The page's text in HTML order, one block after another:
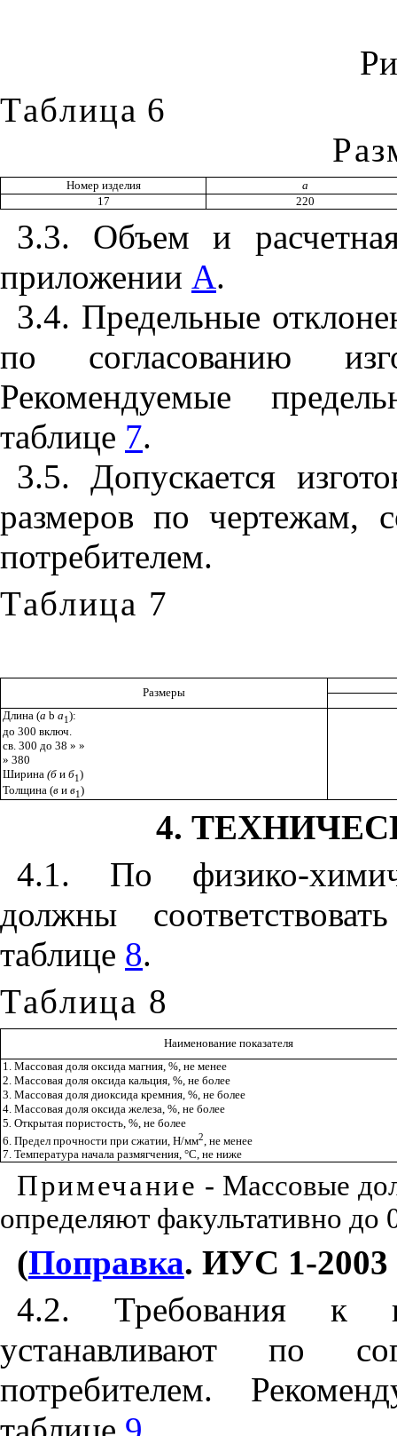
Таблица 6
Номер изделия
а
17
220
3.3. Объем и
приложении А.
3.4. Предельные
по согласованию
Рекомендуемые
таблице 7.
3.5. Допускается
размеров по чертежам,
потребителем.
Таблица 7
Размеры
Длина (а b а1):
до 300 включ.
св. 300 до 38 » »
» 380
Ширина (б и б1)
Толщина (ви в1)
4.
4.1. По физико-
должны
таблице 8.
Таблица 8
Наименование показателя
1. Массовая доля оксида магния, %, не менее
2. Массовая доля оксида кальция, %, не более
3. Массовая доля диоксида кремния, %, не более
4. Массовая доля оксида железа, %, не более
5. Открытая пористость, %, не более
6. Предел прочности при сжатии, Н/мм2 , не менее
7. Температура начала размягчения, °С, не ниже
Примечание - Массовые
определяют факультативно до
(Поправка. ИУС 1-2003
4.2. Требования к
устанавливают по
потребителем.